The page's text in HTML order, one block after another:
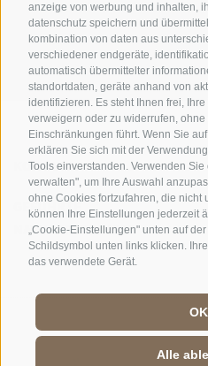
anzeige von werbung und inhalten,
datenschutz speichern und
kombination von daten aus
verschiedener endgeräte,
automatisch übermittelter
standortdaten, geräte anhand von
identifizieren. Es steht Ihnen frei,
verweigern oder zu widerrufen,
Einschränkungen führt. Wenn Sie
erklären Sie sich mit der
Tools einverstanden. Verwenden
verwalten", um Ihre Auswahl
ohne Cookies fortzufahren, die nicht
können Ihre Einstellungen jederzeit
„Cookie-Einstellungen" unten auf
Schildsymbol unten links klicken.
das verwendete Gerät.
OK
Alle
SOCIAL-MEDIA-RICHTLINIEN | IMPRESSUM
PRIVACY | Cookie Präferenzen
KONTAKTE
GEFÜHRTE
NATURERLEBNISSE